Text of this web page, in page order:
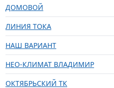
ДОМОВОЙ
ЛИНИЯ ТОКА
НАШ ВАРИАНТ
НЕО-КЛИМАТ ВЛАДИМИР
ОКТЯБРЬСКИЙ ТК